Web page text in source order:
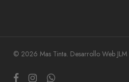
© 2026 Mas Tinta. Desarrollo Web JLM
facebookinstagramwhatsapp